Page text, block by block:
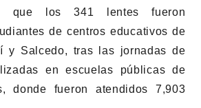
que los 341 lentes fueron
de centros educativos de
y Salcedo, tras las jornadas de
en escuelas públicas de
donde fueron atendidos 7,903